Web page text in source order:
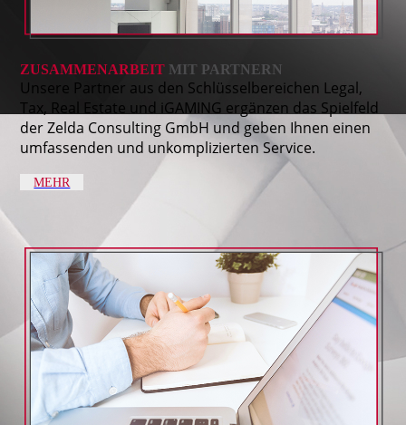
ZUSAMMENARBEIT MIT PARTNERN
Unsere Partner aus den Schlüsselbereichen Legal,
Tax, Real Estate und iGAMING ergänzen das Spielfeld
der Zelda Consulting GmbH und geben Ihnen einen
umfassenden und unkomplizierten Service.
MEHR